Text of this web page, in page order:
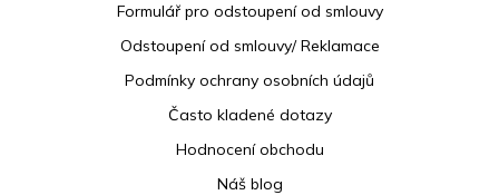
Formulář pro odstoupení od smlouvy
Odstoupení od smlouvy/ Reklamace
Podmínky ochrany osobních údajů
Často kladené dotazy
Hodnocení obchodu
Náš blog